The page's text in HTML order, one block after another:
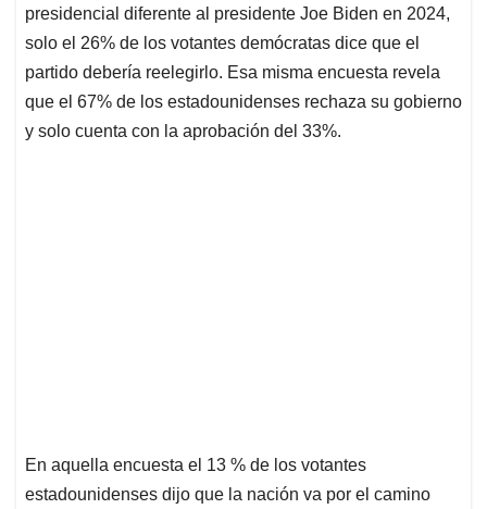
p
p
o
k
I
n
s
presidencial diferente al presidente Joe Biden en 2024,
solo el 26% de los votantes demócratas dice que el
partido debería reelegirlo. Esa misma encuesta revela
que el 67% de los estadounidenses rechaza su gobierno
y solo cuenta con la aprobación del 33%.
En aquella encuesta el 13 % de los votantes
estadounidenses dijo que la nación va por el camino